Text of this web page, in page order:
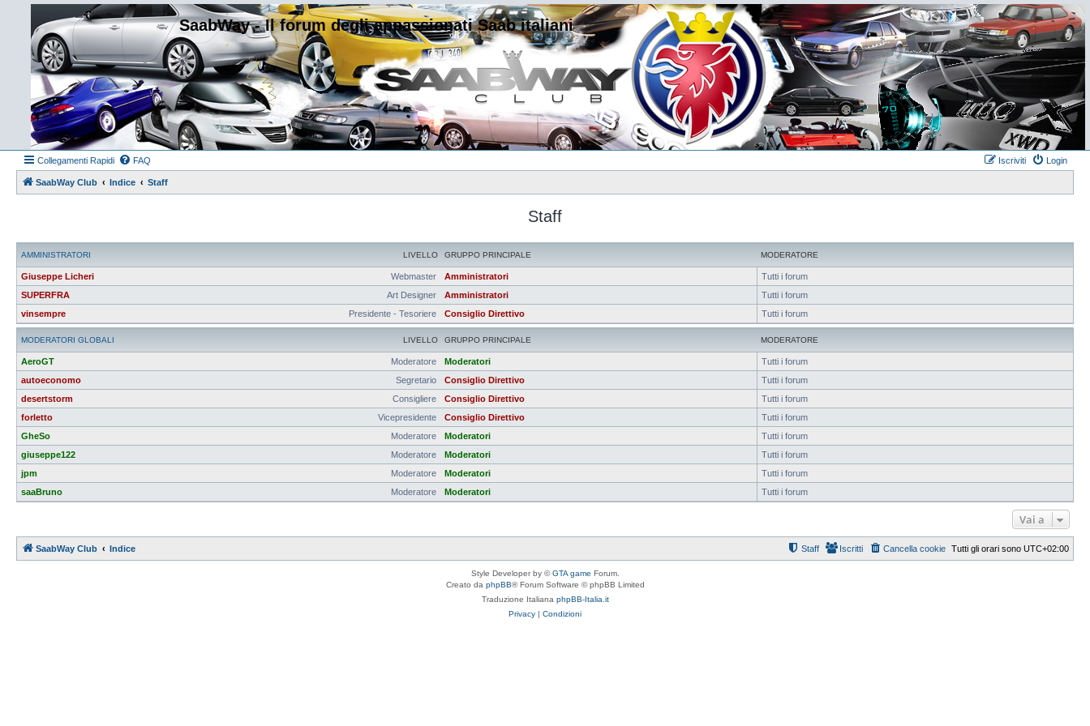
SaabWay - Il forum degli appassionati Saab italiani
Collegamenti Rapidi FAQ Login
Iscriviti
SaabWay Club Indice Staff
Staff
LIVELLO
AMMINISTRATORI GRUPPO PRINCIPALE MODERATORE
Webmaster
Giuseppe Licheri Amministratori
Tutti i forum
Art Designer
SUPERFRA Amministratori
Tutti i forum
Presidente - Tesoriere
vinsempre Consiglio Direttivo Tutti i forum
LIVELLO
MODERATORI GLOBALI GRUPPO PRINCIPALE MODERATORE
Moderatore
AeroGT Moderatori
Tutti i forum
Segretario
autoeconomo Consiglio Direttivo
Tutti i forum
Consigliere
desertstorm Consiglio Direttivo
Tutti i forum
Vicepresidente
forletto Consiglio Direttivo
Tutti i forum
Moderatore
GheSo Moderatori
Tutti i forum
Moderatore
giuseppe122 Moderatori
Tutti i forum
Moderatore
jpm Moderatori
Tutti i forum
Moderatore
saaBruno Moderatori Tutti i forum
Vai a
SaabWay Club Indice Tutti gli orari sono UTC+02:00
Cancella cookie
Iscritti
Staff
Style Developer by ©GTA game Forum.
Creato da phpBB® Forum Software © phpBB Limited
Traduzione Italiana phpBB-Italia.it
Privacy | Condizioni